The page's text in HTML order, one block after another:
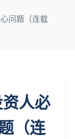
问题（连载
人必
（连